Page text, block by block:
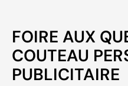
FOIRE AUX
COUTEAU
PUBLICITAIRE